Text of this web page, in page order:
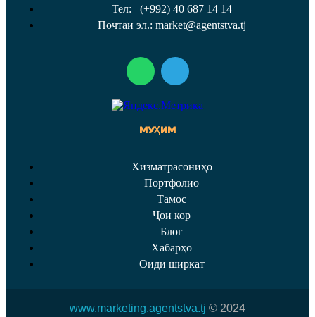
Тел: (+992) 40 687 14 14
Почтаи эл.: market@agentstva.tj
МУҲИМ
Хизматрасониҳо
Портфолио
Тамос
Ҷои кор
Блог
Хабарҳо
Оиди ширкат
www.marketing.agentstva.tj © 2024